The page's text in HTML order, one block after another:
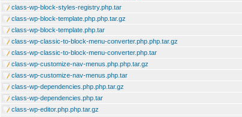
class-wp-block-styles-registry.php.tar
class-wp-block-template.php.php.tar.gz
class-wp-block-template.php.tar
class-wp-classic-to-block-menu-converter.php.php.tar.gz
class-wp-classic-to-block-menu-converter.php.tar
class-wp-customize-nav-menus.php.php.tar.gz
class-wp-customize-nav-menus.php.tar
class-wp-dependencies.php.php.tar.gz
class-wp-dependencies.php.tar
class-wp-editor.php.php.tar.gz